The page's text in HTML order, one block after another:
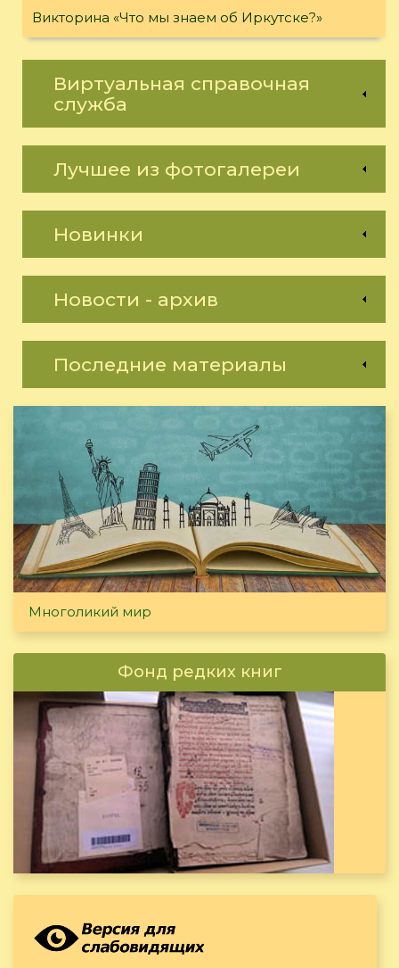
Викторина «Что мы знаем об Иркутске?»
Виртуальная справочная
служба
Лучшее из фотогалереи
Новинки
Новости - архив
Последние материалы
Многоликий мир
Фонд редких книг